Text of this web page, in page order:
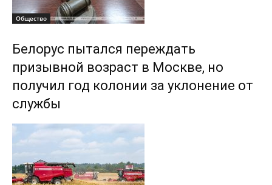
Общество
Белорус пытался переждать
призывной возраст в Москве, но
получил год колонии за уклонение от
службы